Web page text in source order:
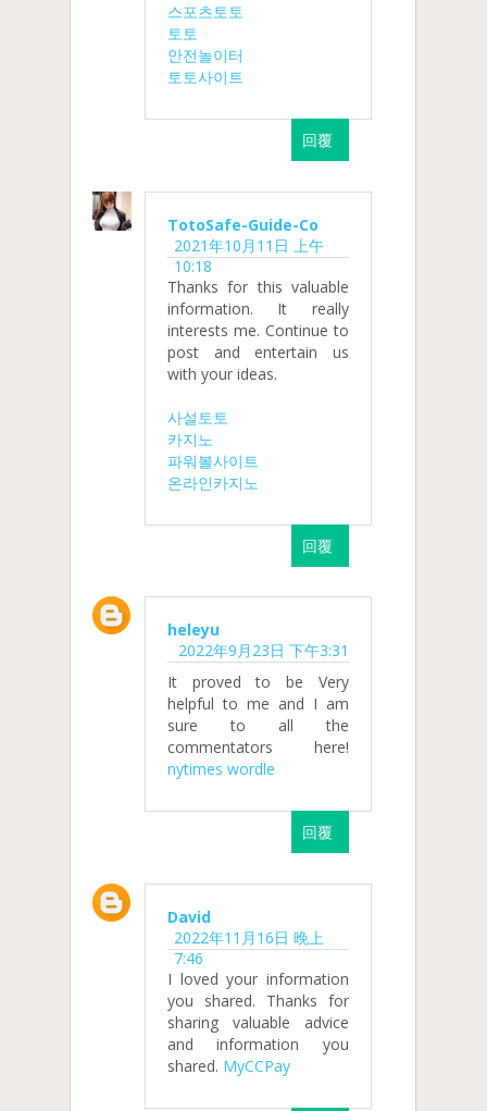
스포츠토토
토토
안전놀이터
토토사이트
回覆
TotoSafe-Guide-Co
2021年10月11日 上午
10:18
Thanks for this valuable
information. It really
interests me. Continue to
post and entertain us
with your ideas.
사설토토
카지노
파워볼사이트
온라인카지노
回覆
heleyu
2022年9月23日 下午3:31
It proved to be Very
helpful to me and I am
sure to all the
commentators here!
nytimes wordle
回覆
David
2022年11月16日 晚上
7:46
I loved your information
you shared. Thanks for
sharing valuable advice
and information you
shared. MyCCPay